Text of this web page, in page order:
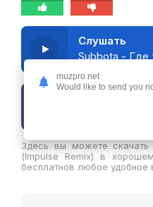
Слушать
Subbota - Где
Здесь вы можете
(Impulse Remix) в
бесплатнов любое удобное
muzpro.net
Would like to send you